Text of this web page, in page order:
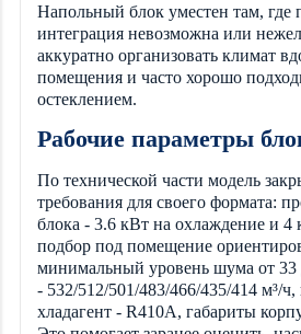
Напольный блок уместен там, где
интеграция невозможна или
аккуратно организовать климат
помещения и часто хорошо
остеклением.
Рабочие параметры
По технической части модель
требования для своего формата:
блока - 3.6 кВт на охлаждение и 4
подбор под помещение
минимальный уровень шума от 33
- 532/512/501/483/466/435/414 м³/
хладагент - R410A, габариты